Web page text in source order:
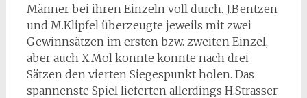
Männer bei ihren Einzeln voll durch. J.Bentzen
und M.Klipfel überzeugte jeweils mit zwei
Gewinnsätzen im ersten bzw. zweiten Einzel,
aber auch X.Mol konnte konnte nach drei
Sätzen den vierten Siegespunkt holen. Das
spannenste Spiel lieferten allerdings H.Strasser